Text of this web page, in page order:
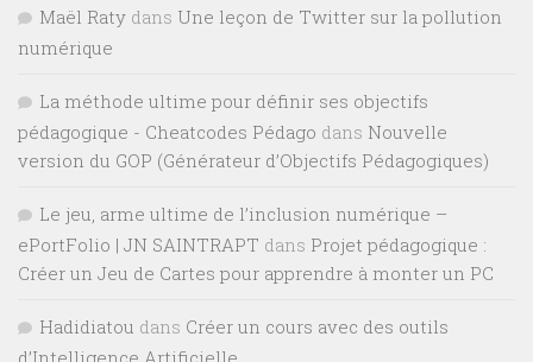
Maël Raty dans Une leçon de Twitter sur la pollution
numérique
La méthode ultime pour définir ses objectifs
pédagogique - Cheatcodes Pédago dans Nouvelle
version du GOP (Générateur d’Objectifs Pédagogiques)
Le jeu, arme ultime de l’inclusion numérique –
ePortFolio | JN SAINTRAPT dans Projet pédagogique :
Créer un Jeu de Cartes pour apprendre à monter un PC
Hadidiatou dans Créer un cours avec des outils